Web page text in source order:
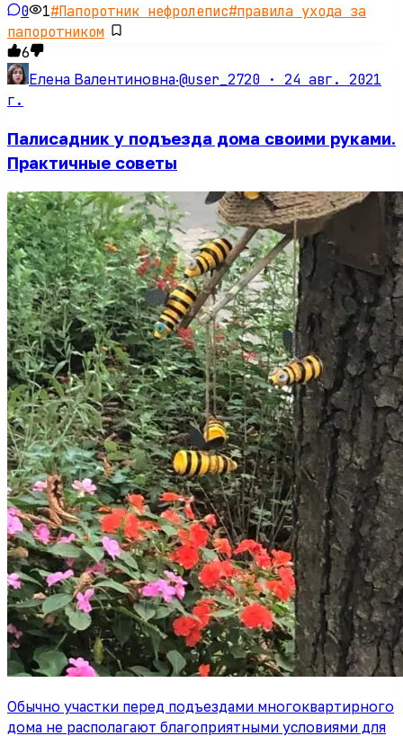
0 1#Папоротник нефролепис#правила ухода за
папоротником
6
Елена Валентиновна·@user_2720 · 24 авг. 2021
г.
Палисадник у подъезда дома своими руками.
Практичные советы
Обычно участки перед подъездами многоквартирного
дома не располагают благоприятными условиями для